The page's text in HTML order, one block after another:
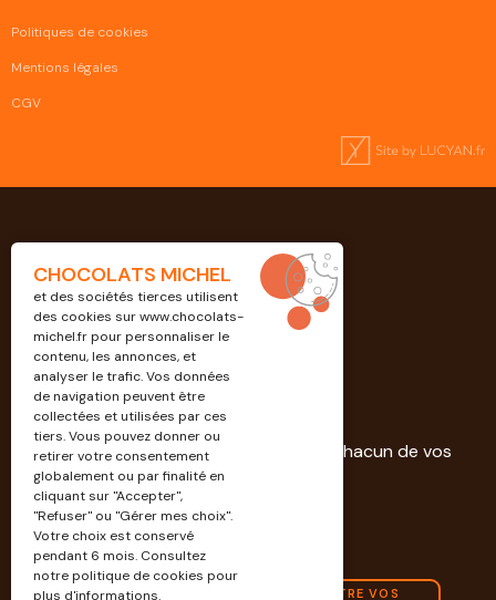
Professionnels
Découvrez nos solutions dédiées à chacun de vos
projets.
EN SAVOIR PLUS
CONTACTEZ-NOUS POUR CONNAÎTRE VOS
Politiques de cookies
Mentions légales
CGV
CHOCOLATS MICHEL
et des sociétés tierces utilisent
des cookies surwww.chocolats-
michel.frpour personnaliser le
contenu, les annonces, et
analyser le trafic. Vos données
de navigation peuvent être
collectées et utilisées par ces
tiers. Vous pouvez donner ou
retirer votre consentement
globalement ou par finalité en
cliquant sur "Accepter",
"Refuser" ou "Gérer mes choix".
Votre choix est conservé
pendant 6 mois. Consultez
notre politique de cookies pour
plus d'informations.